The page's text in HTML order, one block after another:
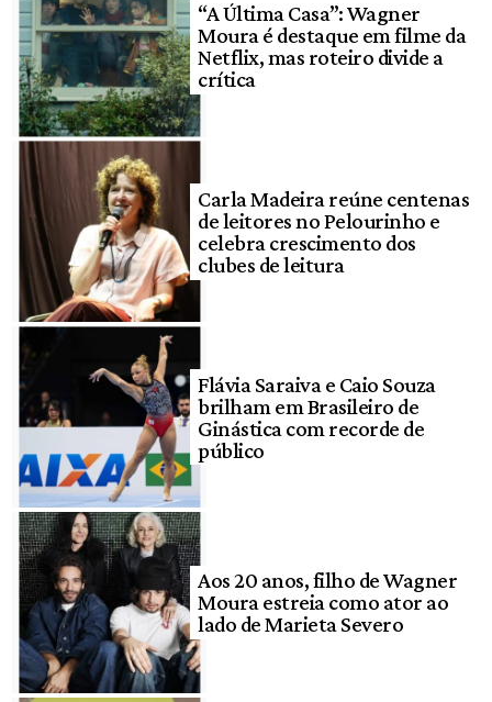
“A Última Casa”: Wagner
Moura é destaque em filme da
Netflix, mas roteiro divide a
crítica
Carla Madeira reúne centenas
de leitores no Pelourinho e
celebra crescimento dos
clubes de leitura
Flávia Saraiva e Caio Souza
brilham em Brasileiro de
Ginástica com recorde de
público
Aos 20 anos, filho de Wagner
Moura estreia como ator ao
lado de Marieta Severo